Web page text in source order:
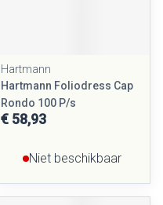
Hartmann
Hartmann Foliodress Cap
Rondo 100 P/s
€ 58,93
Niet beschikbaar